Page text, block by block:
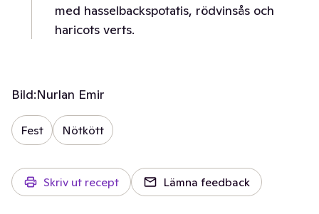
med hasselbackspotatis, rödvinsås och
haricots verts.
Bild:Nurlan Emir
Fest Nötkött
Skriv ut recept Lämna feedback